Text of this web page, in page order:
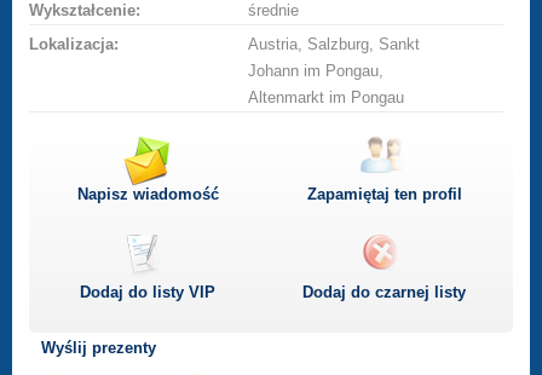
Wykształcenie:
średnie
Lokalizacja:
Austria, Salzburg, Sankt
Johann im Pongau,
Altenmarkt im Pongau
Napisz wiadomość Zapamiętaj ten profil
Dodaj do listyVIP Dodaj do czarnej listy
Wyślij prezenty